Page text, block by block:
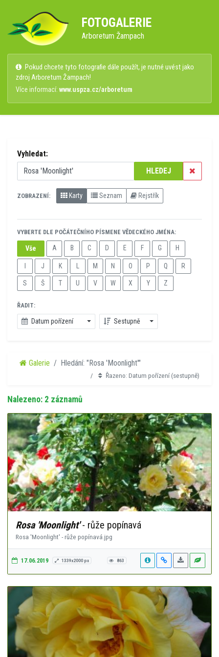
FOTOGALERIE
Arboretum Žampach
Pokud chcete tyto fotografie dále použít, je nutné uvést jako
zdroj Arboretum Žampach!
Více informací: www.uspza.cz/arboretum
Vyhledat:
HLEDEJ
ZOBRAZENÍ: Karty Seznam Rejstřík
VYBERTE DLE POČÁTEČNÍHO PÍSMENE VĚDECKÉHO JMÉNA:
Vše A B C D E F G H
J K M N O P Q R
S Š T U V W X Y Z
ŘADIT:
Datum pořízení Sestupně
Galerie Hledání: "Rosa 'Moonlight'"
Řazeno: Datum pořízení (sestupně)
Nalezeno: 2 záznamů
Rosa 'Moonlight'- růže popínavá
Rosa 'Moonlight' - růže popínavá.jpg
17.06.2019 1339x2000 px 863